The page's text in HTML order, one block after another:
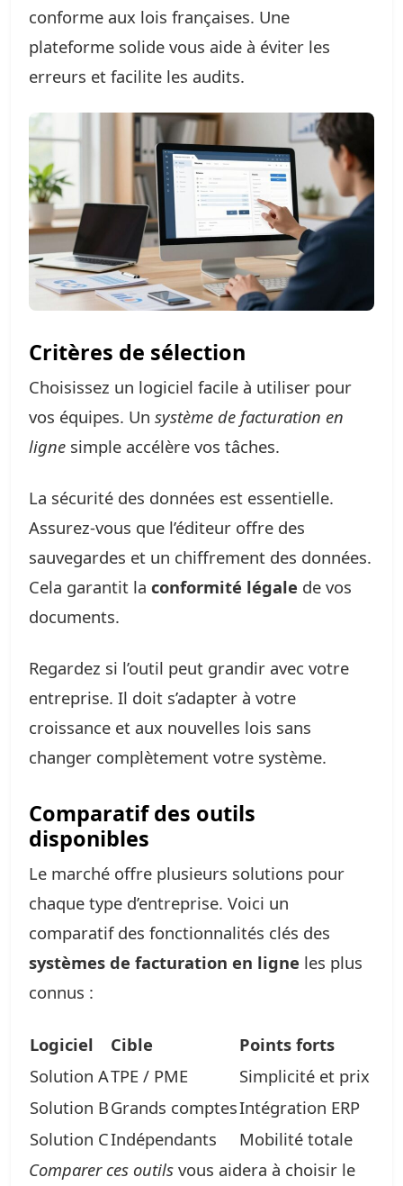
conforme aux lois françaises. Une
plateforme solide vous aide à éviter les
erreurs et facilite les audits.
Critères de sélection
Choisissez un logiciel facile à utiliser pour
vos équipes. Un système de facturation en
ligne simple accélère vos tâches.
La sécurité des données est essentielle.
Assurez-vous que l’éditeur offre des
sauvegardes et un chiffrement des données.
Cela garantit la conformité légale de vos
documents.
Regardez si l’outil peut grandir avec votre
entreprise. Il doit s’adapter à votre
croissance et aux nouvelles lois sans
changer complètement votre système.
Comparatif des outils
disponibles
Le marché offre plusieurs solutions pour
chaque type d’entreprise. Voici un
comparatif des fonctionnalités clés des
systèmes de facturation en ligne les plus
connus :
Logiciel Cible
Points forts
Solution ATPE / PME
Simplicité et prix
Solution BGrands comptesIntégration ERP
Solution CIndépendants
Mobilité totale
Comparer ces outils vous aidera à choisir le